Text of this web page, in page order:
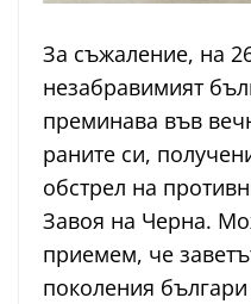
За съжаление, на
незабравимият
преминава във
раните си,
обстрел на
Завоя на Черна.
приемем, че
поколения